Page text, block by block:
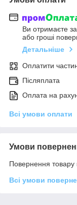
Ви отримаєте
або гроші
Детальніше
Оплатити
Післяплата
Оплата на
Всі умови оплати
Умови
Повернення товару
Всі умови